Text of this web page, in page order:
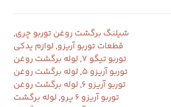
شیلنگ برگشت روغن توربو چری,
قطعات توربو آریزو, لوازم یدکی
توربو تیگو 7 , لوله برگشت روغن
توربو آریزو 5
, لوله برگشت روغن
توربو آریزو 6 , لوله برگشت روغن
توربو آریزو 6 پرو
, لوله برگشت